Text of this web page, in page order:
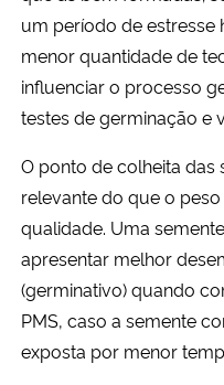
um período de estresse
menor quantidade de
influenciar o processo
testes de germinação e
O ponto de colheita das
relevante do que o
qualidade. Uma
apresentar melhor
(germinativo) quando
PMS, caso a semente
exposta por menor